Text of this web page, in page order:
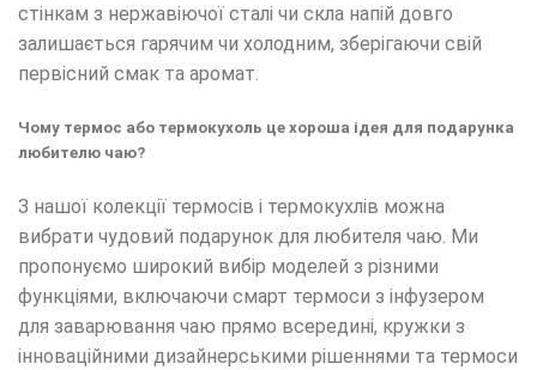
стінкам з нержавіючої сталі чи скла напій довго
залишається гарячим чи холодним, зберігаючи свій
первісний смак та аромат.
Чому термос або термокухоль це хороша ідея для подарунка
любителю чаю?
З нашої колекції термосів і термокухлів можна
вибрати чудовий подарунок для любителя чаю. Ми
пропонуємо широкий вибір моделей з різними
функціями, включаючи смарт термоси з інфузером
для заварювання чаю прямо всередині, кружки з
інноваційними дизайнерськими рішеннями та термоси